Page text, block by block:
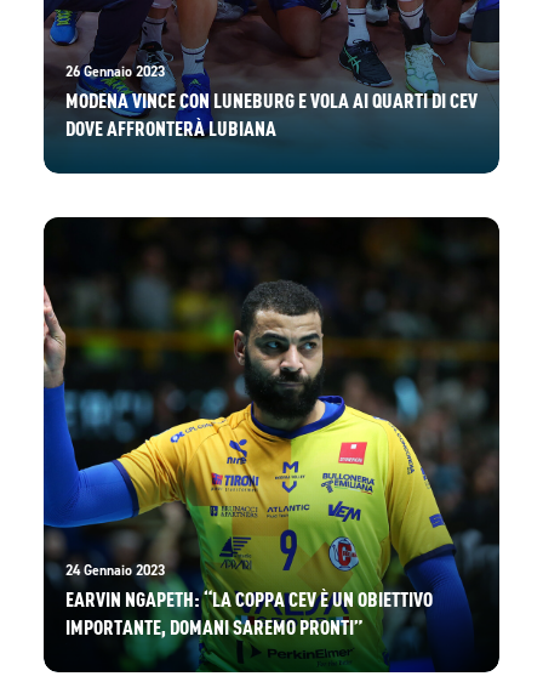
26 Gennaio 2023
MODENA VINCE CON LUNEBURG E VOLA AI QUARTI DI CEV
DOVE AFFRONTERÀ LUBIANA
24 Gennaio 2023
EARVIN NGAPETH: “LA COPPA CEV È UN OBIETTIVO
IMPORTANTE, DOMANI SAREMO PRONTI”